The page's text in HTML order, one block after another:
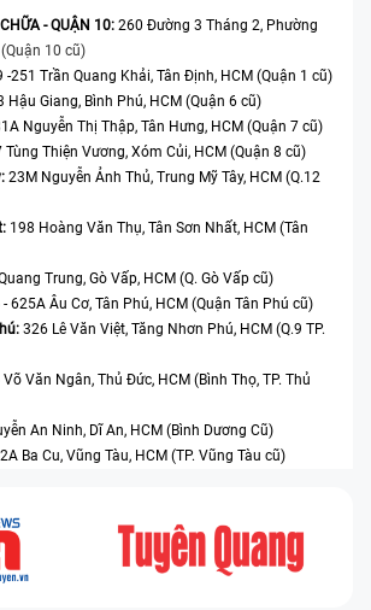
- QUẬN 10: 260 Đường 3 Tháng 2, Phường
(Quận 10 cũ)
-251 Trần Quang Khải, Tân Định, HCM (Quận 1 cũ)
Hậu Giang, Bình Phú, HCM (Quận 6 cũ)
Nguyễn Thị Thập, Tân Hưng, HCM (Quận 7 cũ)
Tùng Thiện Vương, Xóm Củi, HCM (Quận 8 cũ)
23M Nguyễn Ảnh Thủ, Trung Mỹ Tây, HCM (Q.12
198 Hoàng Văn Thụ, Tân Sơn Nhất, HCM (Tân
Trung, Gò Vấp, HCM (Q. Gò Vấp cũ)
625A Âu Cơ, Tân Phú, HCM (Quận Tân Phú cũ)
326 Lê Văn Việt, Tăng Nhơn Phú, HCM (Q.9 TP.
Văn Ngân, Thủ Đức, HCM (Bình Thọ, TP. Thủ
An Ninh, Dĩ An, HCM (Bình Dương Cũ)
Ba Cu, Vũng Tàu, HCM (TP. Vũng Tàu cũ)